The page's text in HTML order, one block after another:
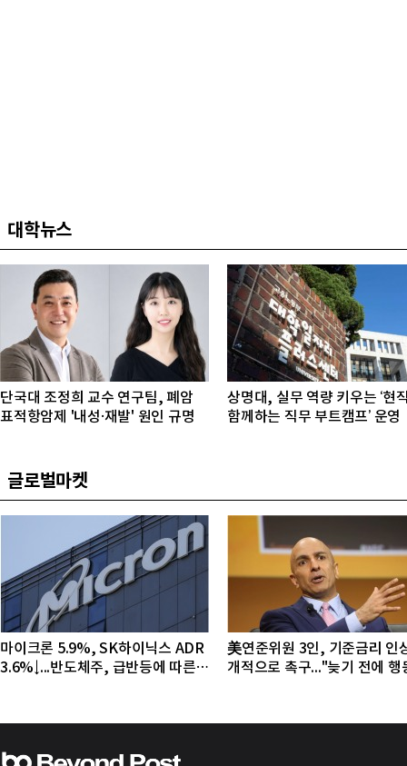
대학뉴스
단국대 조정희 교수 연구팀, 폐암
표적항암제 '내성·재발' 원인 규명
상명대, 실무 역량 키우는 ‘현
함께하는 직무 부트캠프’ 운영
글로벌마켓
마이크론 5.9%, SK하이닉스 ADR
3.6%↓...반도체주, 급반등에 따른
美연준위원 3인, 기준금리 인
개적으로 촉구..."늦기 전에 행